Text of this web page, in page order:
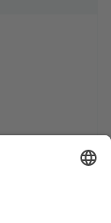
sehr
ist auf